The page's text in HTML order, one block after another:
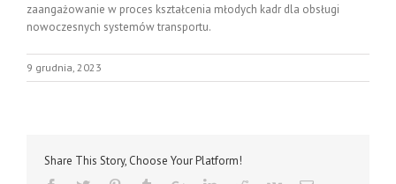
zaangażowanie w proces kształcenia młodych kadr dla obsługi
nowoczesnych systemów transportu.
9 grudnia, 2023
Share This Story, Choose Your Platform!